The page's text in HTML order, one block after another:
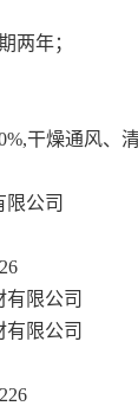
两年；
干燥通风、
限公司
有限公司
有限公司